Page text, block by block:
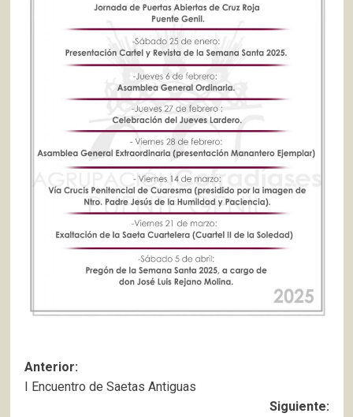
Navegación
de
Anterior:
I Encuentro de Saetas Antiguas
Siguiente: